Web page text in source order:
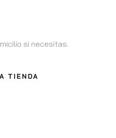
si necesitas.
TIENDA